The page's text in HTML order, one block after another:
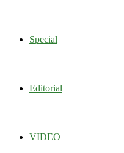
Special
Editorial
VIDEO